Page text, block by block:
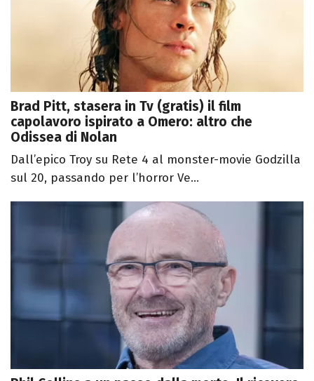
Brad Pitt, stasera in Tv (gratis) il film
capolavoro ispirato a Omero: altro che
Odissea di Nolan
Dall’epico Troy su Rete 4 al monster-movie Godzilla
sul 20, passando per l’horror Ve...